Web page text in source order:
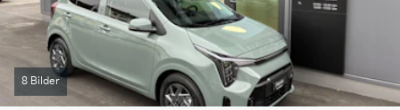
8 Bilder